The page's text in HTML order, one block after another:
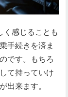
く感じることも
手続きを済ま
です。もちろ
て持っていけ
出来ます。